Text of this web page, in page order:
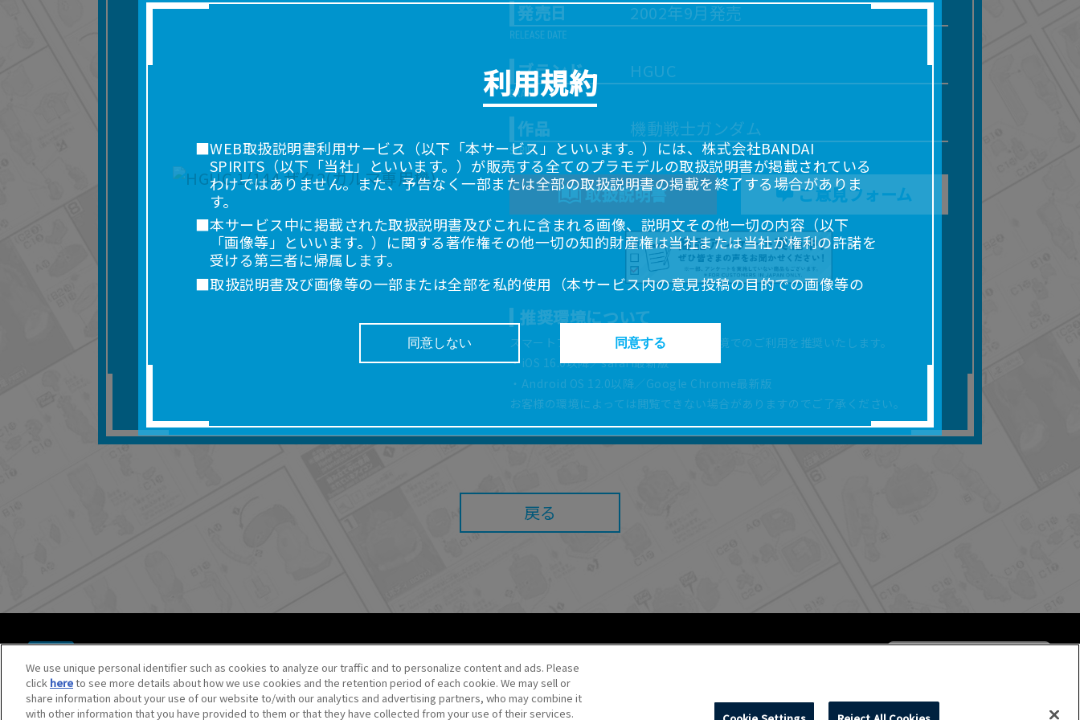
発売日 2002年9月発売
ブランド HGUC
作品 機動戦士ガンダム
取扱説明書 ご意見フォーム
推奨環境について
スマートフォン、タブレットは以下の環境でのご利用を推奨いたします。
・iOS 16.0以降／safari最新版
・Android OS 12.0以降／Google Chrome最新版
お客様の環境によっては閲覧できない場合がありますのでご了承ください。
戻る
© BANDAI SPIRITS CO.,LTD. ALL RIGHTS RESERVED.
©創通・サンライズ ©創通・サンライズ・MBS
©SOTSU・SUNRISE ©SOTSU・SUNRISE・MBS
©Nintendo・Creatures・GAME FREAK・TV Tokyo・ShoPro・JR Kikaku ©Pokémon
©Pokémon. ©Nintendo/Creatures Inc./GAME FREAK inc.
利用規約
■WEB取扱説明書利用サービス（以下「本サービス」といいます。）には、株式会社BANDAI
SPIRITS（以下「当社」といいます。）が販売する全てのプラモデルの取扱説明書が掲載されている
わけではありません。また、予告なく一部または全部の取扱説明書の掲載を終了する場合がありま
す。
■本サービス中に掲載された取扱説明書及びこれに含まれる画像、説明文その他一切の内容（以下
「画像等」といいます。）に関する著作権その他一切の知的財産権は当社または当社が権利の許諾を
受ける第三者に帰属します。
■取扱説明書及び画像等の一部または全部を私的使用（本サービス内の意見投稿の目的での画像等の
れに限りません。）することは禁止いたします。
■掲載している取扱説明書は、お客様が購入された商品に同梱されたものと異なる場合があります。
■対象商品仕様の変更などにより、取扱説明書の内容は予告なく変更される場合があります。
■当社は、取扱説明書の正確性確保に努めておりますが、取扱説明書の完全性を保証するものではあ
■お客様のご利用環境によっては、本サービスをご利用いただけない場合があります。
器、ネットワークへの障害（コンピューターウィルスに起因する障害を含みます。）等が生じたとし
■当社は、本サービスの内容・条件を予告なく変更または停止することがあります。また当社は、本
同意しない 同意する
We use unique personal identifier such as cookies to analyze our traffic and to personalize content and ads. Please
click hereto see more details about how we use cookies and the retention period of each cookie. We may sell or
share information about your use of our website to/with our analytics and advertising partners, who may combine it
with other information that you have provided to them or that they have collected from your use of their services.